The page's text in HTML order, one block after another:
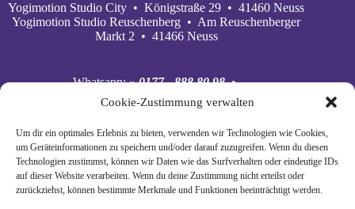
Cookie-Zustimmung verwalten
Um dir ein optimales Erlebnis zu bieten, verwenden wir Technologien wie Cookies,
um Geräteinformationen zu speichern und/oder darauf zuzugreifen. Wenn du diesen
Technologien zustimmst, können wir Daten wie das Surfverhalten oder eindeutige IDs
auf dieser Website verarbeiten. Wenn du deine Zustimmung nicht erteilst oder
zurückziehst, können bestimmte Merkmale und Funktionen beeinträchtigt werden.
Yogimotion Studio City • Königstraße 29 • 41460 Neuss
Yogimotion Studio Reuschenberg • Am Reuschenberger
Markt 2 • 41466 Neuss
Whatsapp:» 0177 - 888 80 98•
Mobil:
» 0177 - 888 80 98
E‑Mail:» wiebke@yogimotion.de•
Youtube:» yogimotion• XING:» Wiebke Schäkel